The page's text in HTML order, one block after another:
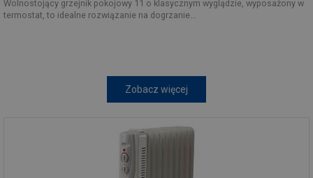
Wolnostojący grzejnik pokojowy 11 o klasycznym wyglądzie, wyposażony w
termostat, to idealne rozwiązanie na dogrzanie...
Zobacz więcej